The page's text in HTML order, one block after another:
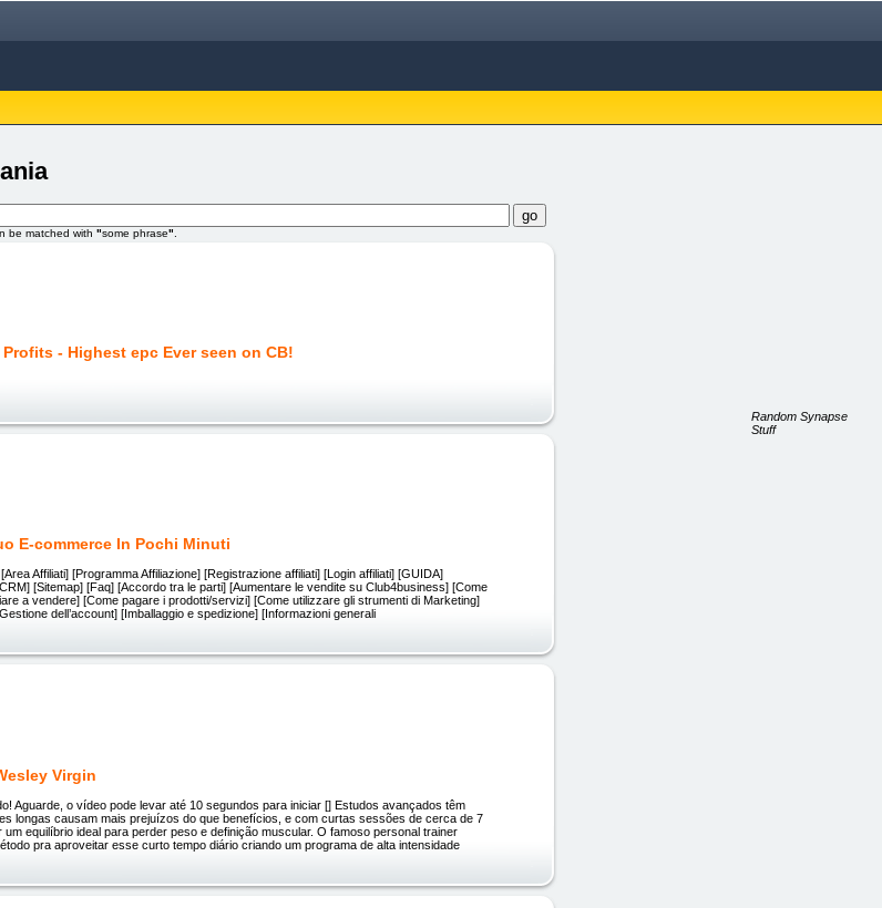
be matched with "some phrase"
- Highest epc Ever seen on CB!
E-commerce In Pochi Minuti
Affiliati] [Programma Affiliazione] [Registrazione affiliati] [Login affiliati] [GUIDA]
[Sitemap] [Faq] [Accordo tra le parti] [Aumentare le vendite su Club4business] [Come
a vendere] [Come pagare i prodotti/servizi] [Come utilizzare gli strumenti di Marketing]
dell’account] [Imballaggio e spedizione] [Informazioni generali
Virgin
Aguarde, o vídeo pode levar até 10 segundos para iniciar [] Estudos avançados têm
longas causam mais prejuízos do que benefícios, e com curtas sessões de cerca de 7
equilíbrio ideal para perder peso e definição muscular. O famoso personal trainer
pra aproveitar esse curto tempo diário criando um programa de alta intensidade
Random Synapse
Stuff